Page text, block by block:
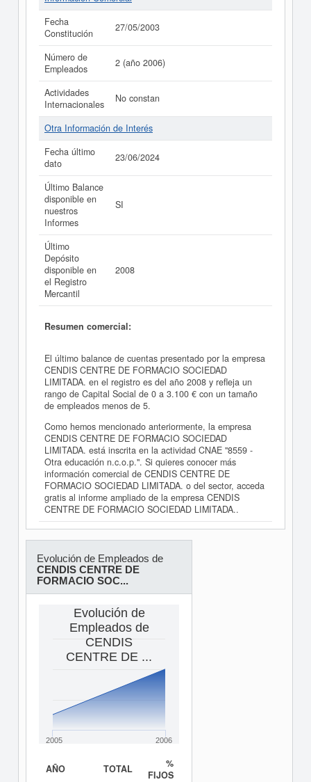
Fecha
Constitución
27/05/2003
Número de
Empleados
2 (año 2006)
Actividades
Internacionales
No constan
Otra Información de Interés
Fecha último
dato
23/06/2024
Último Balance
disponible en
nuestros
Informes
SI
Último
Depósito
disponible en
el Registro
Mercantil
2008
Resumen comercial:
El último balance de cuentas presentado por la empresa
CENDIS CENTRE DE FORMACIO SOCIEDAD
LIMITADA. en el registro es del año 2008 y refleja un
rango de Capital Social de 0 a 3.100 € con un tamaño
de empleados menos de 5.
Como hemos mencionado anteriormente, la empresa
CENDIS CENTRE DE FORMACIO SOCIEDAD
LIMITADA. está inscrita en la actividad CNAE "8559 -
Otra educación n.c.o.p.". Si quieres conocer más
información comercial de CENDIS CENTRE DE
FORMACIO SOCIEDAD LIMITADA. o del sector, acceda
gratis al informe ampliado de la empresa CENDIS
CENTRE DE FORMACIO SOCIEDAD LIMITADA..
Evolución de Empleados de
CENDIS CENTRE DE
FORMACIO SOC...
Evolución de
Empleados de
CENDIS
CENTRE DE ...
2005 2006
AÑO TOTAL
%
FIJOS